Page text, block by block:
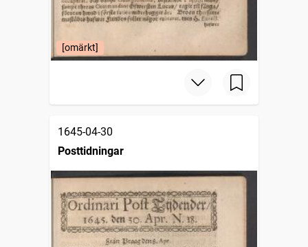
[omärkt]
1645-04-30
Posttidningar